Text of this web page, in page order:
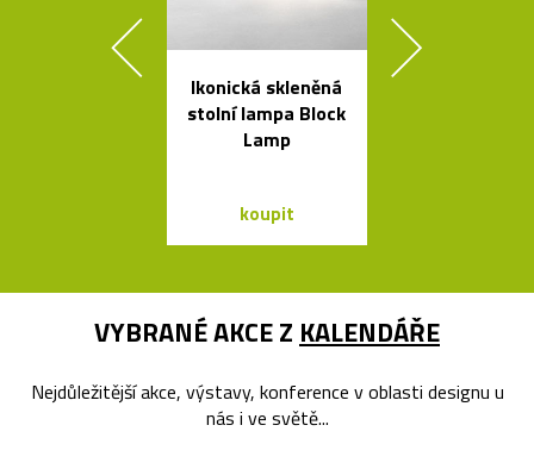
Ikonická skleněná
stolní lampa Block
Lamp
koupit
VYBRANÉ AKCE Z KALENDÁŘE
Nejdůležitější akce, výstavy, konference v oblasti designu u
nás i ve světě...